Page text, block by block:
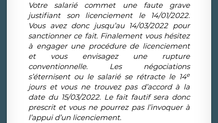
Votre salarié commet une faute grave
justifiant son licenciement le 14/01/2022.
Vous avez donc jusqu’au 14/03/2022 pour
sanctionner ce fait. Finalement vous hésitez
à engager une procédure de licenciement
et vous envisagez une rupture
conventionnelle. Les négociations
s’éternisent ou le salarié se rétracte le 14e
jours et vous ne trouvez pas d’accord à la
date du 15/03/2022. Le fait fautif sera donc
prescrit et vous ne pourrez pas l’invoquer à
l’appui d’un licenciement.